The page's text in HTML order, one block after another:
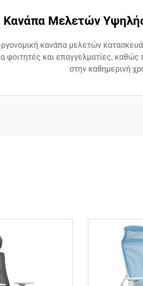
Κανάπα Μελετών
κανάπα μελετών
φοιτητές και επαγγελματίες, καθώς
στην καθημερινή